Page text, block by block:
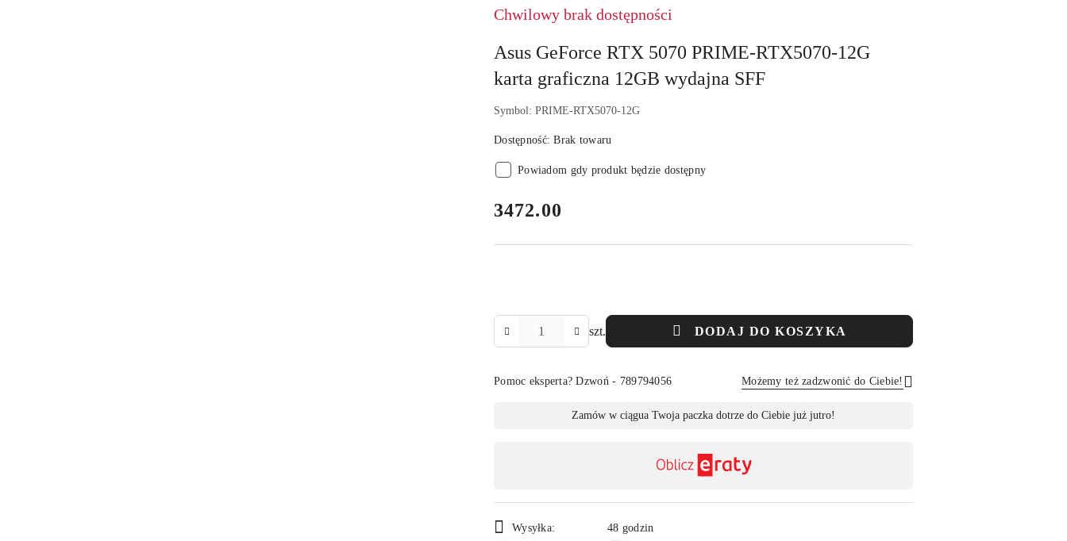
Chwilowy brak dostępności
Asus GeForce RTX 5070 PRIME-RTX5070-12G
karta graficzna 12GB wydajna SFF
Symbol: PRIME-RTX5070-12G
Dostępność:Brak towaru
Powiadom gdy produkt będzie dostępny
cena:
3472.00
szt. DODAJ DO KOSZYKA
Pomoc eksperta? Dzwoń - 789794056 Możemy też zadzwonić do Ciebie!
Dostępność
dostawa
Zamów w ciągua Twoja paczka dotrze do Ciebie już jutro!
Wysyłka:
48 godzin